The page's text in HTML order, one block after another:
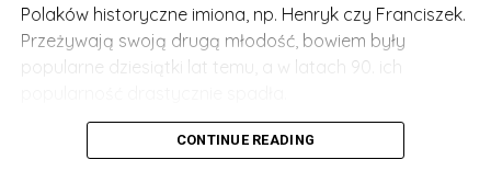
Polaków historyczne imiona, np. Henryk czy Franciszek.
Przeżywają swoją drugą młodość, bowiem były
popularne dziesiątki lat temu, a w latach 90. ich
Żyjemy jednak w takich dziwnych czasach, że wielu
CONTINUE READING